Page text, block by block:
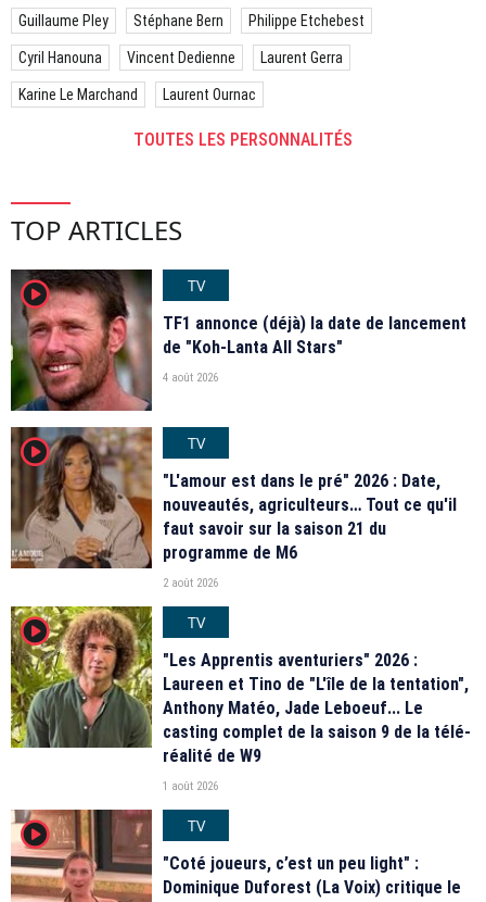
Guillaume Pley Stéphane Bern Philippe Etchebest
Cyril Hanouna Vincent Dedienne Laurent Gerra
Karine Le Marchand Laurent Ournac
TOUTES LES PERSONNALITÉS
TOP ARTICLES
player2
TV
TF1 annonce (déjà) la date de lancement
de "Koh-Lanta All Stars"
4 août 2026
player2
TV
"L'amour est dans le pré" 2026 : Date,
nouveautés, agriculteurs… Tout ce qu'il
faut savoir sur la saison 21 du
programme de M6
2 août 2026
player2
TV
"Les Apprentis aventuriers" 2026 :
Laureen et Tino de "L'île de la tentation",
Anthony Matéo, Jade Leboeuf... Le
casting complet de la saison 9 de la télé-
réalité de W9
1 août 2026
player2
TV
"Coté joueurs, c’est un peu light" :
Dominique Duforest (La Voix) critique le